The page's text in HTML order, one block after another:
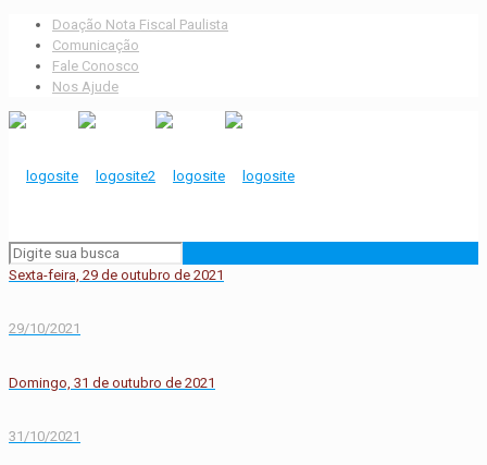
Doação Nota Fiscal Paulista
Comunicação
Fale Conosco
Nos Ajude
Sexta-feira, 29 de outubro de 2021
29/10/2021
Domingo, 31 de outubro de 2021
31/10/2021